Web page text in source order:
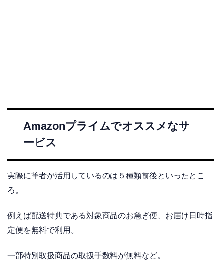
Amazonプライムでオススメなサ
ービス
実際に筆者が活用しているのは５種類前後といったとこ
ろ。
例えば配送特典である対象商品のお急ぎ便、お届け日時指
定便を無料で利用。
一部特別取扱商品の取扱手数料が無料など。